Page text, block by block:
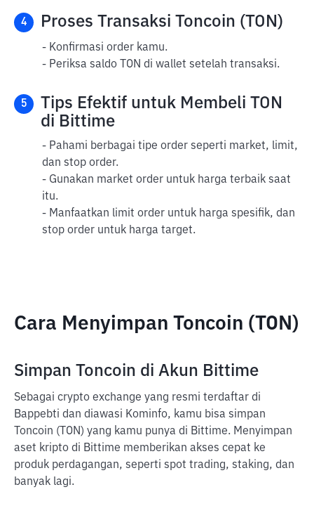
4 Proses Transaksi Toncoin (TON)
- Konfirmasi order kamu.
- Periksa saldo TON di wallet setelah transaksi.
5
Tips Efektif untuk Membeli TON
di Bittime
- Pahami berbagai tipe order seperti market, limit,
dan stop order.
- Gunakan market order untuk harga terbaik saat
itu.
- Manfaatkan limit order untuk harga spesifik, dan
stop order untuk harga target.
Cara Menyimpan Toncoin (TON)
Simpan Toncoin di Akun Bittime
Sebagai crypto exchange yang resmi terdaftar di
Bappebti dan diawasi Kominfo, kamu bisa simpan
Toncoin (TON) yang kamu punya di Bittime. Menyimpan
aset kripto di Bittime memberikan akses cepat ke
produk perdagangan, seperti spot trading, staking, dan
banyak lagi.